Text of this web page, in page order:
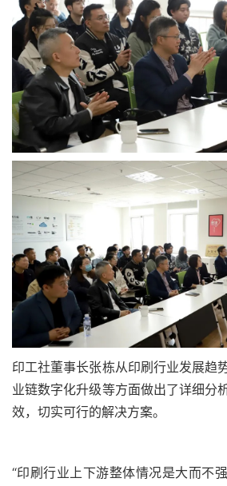
印工社董事长张栋从印刷行业发展趋
业链数字化升级等方面做出了详细分
效，切实可行的解决方案。
“印刷行业上下游整体情况是大而不